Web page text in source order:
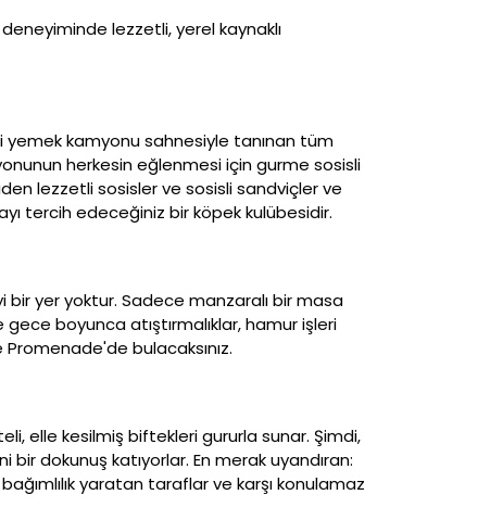
lezzetli, yerel kaynaklı
yemek kamyonu sahnesiyle tanınan tüm
herkesin eğlenmesi için gurme sosisli
lezzetli sosisler ve sosisli sandviçler ve
tercih edeceğiniz bir köpek kulübesidir.
yer yoktur. Sadece manzaralı bir masa
boyunca atıştırmalıklar, hamur işleri
bulacaksınız.
elle kesilmiş biftekleri gururla sunar. Şimdi,
dokunuş katıyorlar. En merak uyandıran:
yaratan taraflar ve karşı konulamaz